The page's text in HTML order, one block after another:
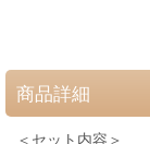
商品詳細
＜セット内容＞